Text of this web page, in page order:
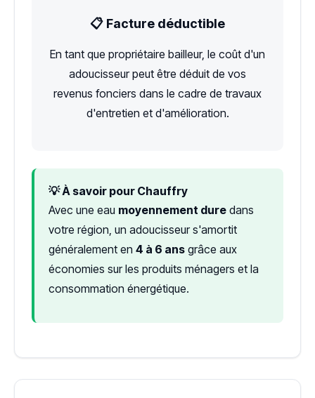
📋 Facture déductible
En tant que propriétaire bailleur, le coût d'un
adoucisseur peut être déduit de vos
revenus fonciers dans le cadre de travaux
d'entretien et d'amélioration.
💡 À savoir pour Chauffry
Avec une eau moyennement dure dans
votre région, un adoucisseur s'amortit
généralement en 4 à 6 ans grâce aux
économies sur les produits ménagers et la
consommation énergétique.